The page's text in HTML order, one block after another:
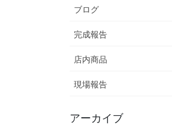
ブログ
完成報告
店内商品
現場報告
アーカイブ